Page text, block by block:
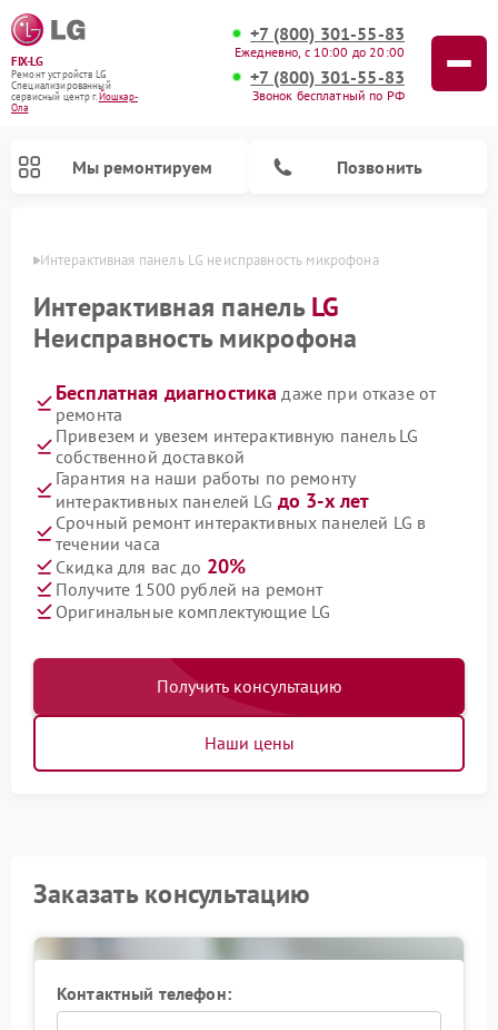
FIX-LG
Ремонт устройств LG
Специализированный
cервисный центр г.Йошкар-
Ола
+7 (800) 301-55-83
Ежедневно, с 10:00 до 20:00
+7 (800) 301-55-83
Звонок бесплатный по РФ
Мы ремонтируем Позвонить
Интерактивная панель LG неисправность микрофона
Интерактивная панельLG
Неисправность микрофона
Бесплатная диагностика даже при отказе от
ремонта
Привезем и увезем интерактивную панель LG
собственной доставкой
Гарантия на наши работы по ремонту
интерактивных панелей LG до 3-х лет
Срочный ремонт интерактивных панелей LG в
течении часа
Скидка для вас до 20%
Получите 1500 рублей на ремонт
Оригинальные комплектующие LG
Получить консультацию
Наши цены
Заказать консультацию
Контактный телефон: